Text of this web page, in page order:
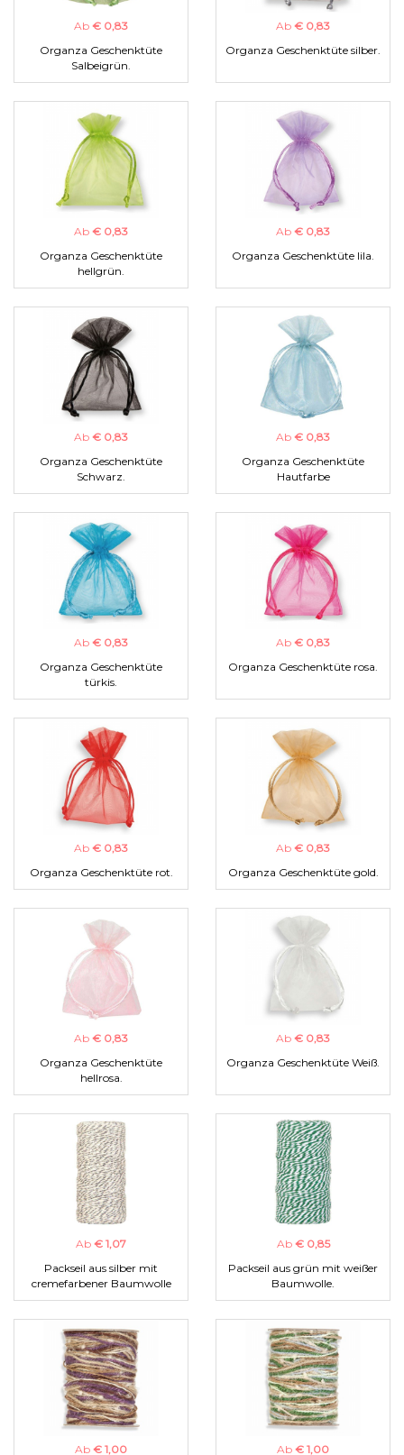
Ab € 0,83
Organza Geschenktüte
Salbeigrün.
Ab € 0,83
Organza Geschenktüte silber.
Ab € 0,83
Organza Geschenktüte
hellgrün.
Ab € 0,83
Organza Geschenktüte lila.
Ab € 0,83
Organza Geschenktüte
Schwarz.
Ab € 0,83
Organza Geschenktüte
Hautfarbe
Ab € 0,83
Organza Geschenktüte
türkis.
Ab € 0,83
Organza Geschenktüte rosa.
Ab € 0,83
Organza Geschenktüte rot.
Ab € 0,83
Organza Geschenktüte gold.
Ab € 0,83
Organza Geschenktüte
hellrosa.
Ab € 0,83
Organza Geschenktüte Weiß.
Ab € 1,07
Packseil aus silber mit
cremefarbener Baumwolle
Ab € 0,85
Packseil aus grün mit weißer
Baumwolle.
Ab € 1,00 Ab € 1,00